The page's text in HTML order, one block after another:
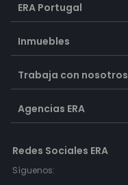
ERA Portugal
Inmuebles
Trabaja con nosotros
Agencias ERA
Redes Sociales ERA
Síguenos: